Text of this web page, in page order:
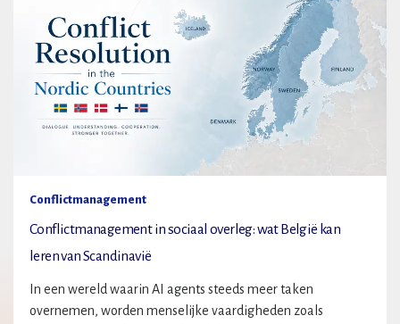
Conflictmanagement
Conflictmanagement in sociaal overleg: wat België kan
leren van Scandinavië
In een wereld waarin AI agents steeds meer taken
overnemen, worden menselijke vaardigheden zoals